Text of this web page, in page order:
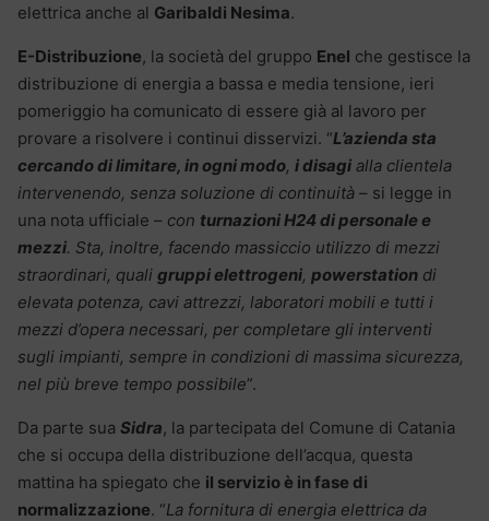
elettrica anche al Garibaldi Nesima.
E-Distribuzione, la società del gruppo Enel che gestisce la
distribuzione di energia a bassa e media tensione, ieri
pomeriggio ha comunicato di essere già al lavoro per
provare a risolvere i continui disservizi. “L’azienda sta
cercando di limitare, in ogni modo, i disagi alla clientela
intervenendo, senza soluzione di continuità – si legge in
una nota ufficiale – con turnazioni H24 di personale e
mezzi. Sta, inoltre, facendo massiccio utilizzo di mezzi
straordinari, quali gruppi elettrogeni, powerstation di
elevata potenza, cavi attrezzi, laboratori mobili e tutti i
mezzi d’opera necessari, per completare gli interventi
sugli impianti, sempre in condizioni di massima sicurezza,
nel più breve tempo possibile”.
Da parte sua Sidra, la partecipata del Comune di Catania
che si occupa della distribuzione dell’acqua, questa
mattina ha spiegato che il servizio è in fase di
normalizzazione. “La fornitura di energia elettrica da